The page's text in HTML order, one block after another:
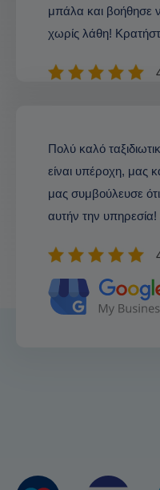
μπάλα και βοήθησε
χωρίς λάθη!
Πολύ καλό
είναι υπέροχη, μας
μας συμβούλευσε
αυτήν την